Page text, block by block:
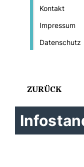
Kontakt
Impressum
Datenschutz
ZURÜCK